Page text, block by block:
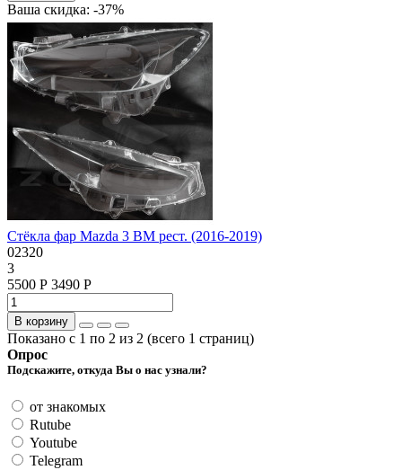
Ваша скидка: -37%
Стёкла фар Mazda 3 BM рест. (2016-2019)
02320
3
5500 Р 3490 Р
В корзину
Показано с 1 по 2 из 2 (всего 1 страниц)
Опрос
Подскажите, откуда Вы о нас узнали?
от знакомых
Rutube
Youtube
Telegram